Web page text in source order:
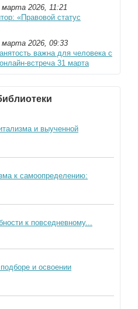
марта 2026, 11:21
«Правовой статус
марта 2026, 09:33
важна для человека с
встреча 31 марта
и выученной
к самоопределению:
к повседневному...
и освоении